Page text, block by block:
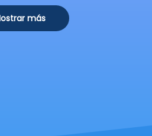
más